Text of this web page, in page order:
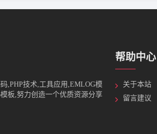
,PHP技术,工具应用,EMLOG模
模板,努力创造一个优质资源分享
帮助中心
关于本站
留言建议